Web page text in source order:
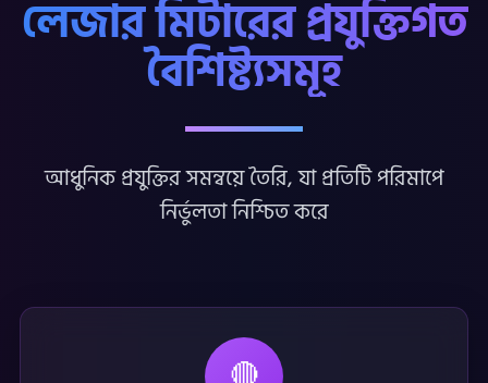
লেজার মিটারের প্রযুক্তিগত
বৈশিষ্ট্যসমূহ
আধুনিক প্রযুক্তির সমন্বয়ে তৈরি, যা প্রতিটি পরিমাপে
নির্ভুলতা নিশ্চিত করে